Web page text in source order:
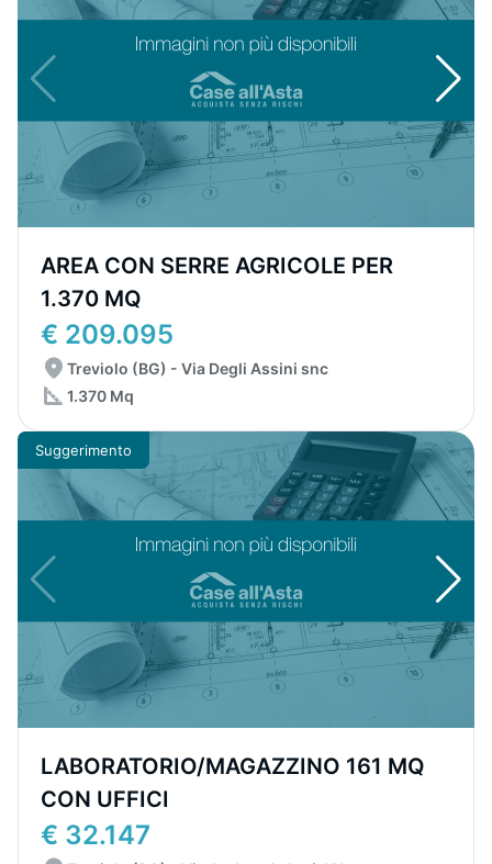
AREA CON SERRE AGRICOLE PER
1.370 MQ
€ 209.095
Treviolo (BG) - Via Degli Assini snc
1.370 Mq
Suggerimento
LABORATORIO/MAGAZZINO 161 MQ
CON UFFICI
€ 32.147